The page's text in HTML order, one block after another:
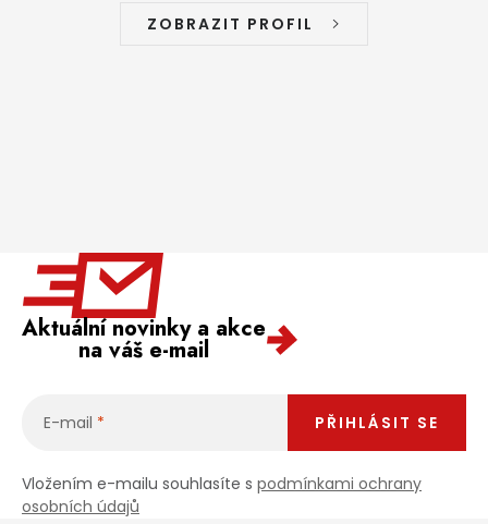
ZOBRAZIT PROFIL
Aktuální novinky a akce
na váš e-mail
E-mail
Vložením e-mailu souhlasíte s podmínkami ochrany
osobních údajů
PŘIHLÁSIT SE